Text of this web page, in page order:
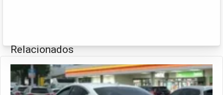
Relacionados